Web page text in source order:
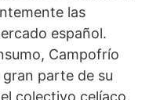
las
español.
Campofrío
parte de su
colectivo celíaco,